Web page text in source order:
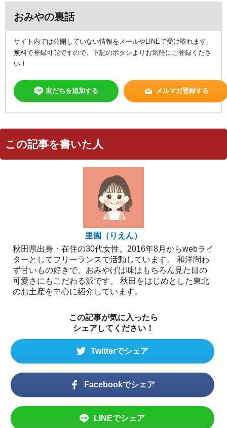
おみやの裏話
サイト内では公開していない情報をメールやLINEで受け取れます。
無料で登録可能ですので、下記のボタンよりお気軽にご登録くださ
い！
友だちを追加する メルマガ登録する
この記事を書いた人
里園（りえん）
秋田県出身・在住の30代女性。2016年8月からwebライ
ターとしてフリーランスで活動しています。 和洋問わ
ず甘いもの好きで、おみやげは味はもちろん見た目の
可愛さにもこだわる派です。 秋田をはじめとした東北
のお土産を中心に紹介しています。
この記事が気に入ったら
シェアしてください！
Twitterでシェア
Facebookでシェア
LINEでシェア